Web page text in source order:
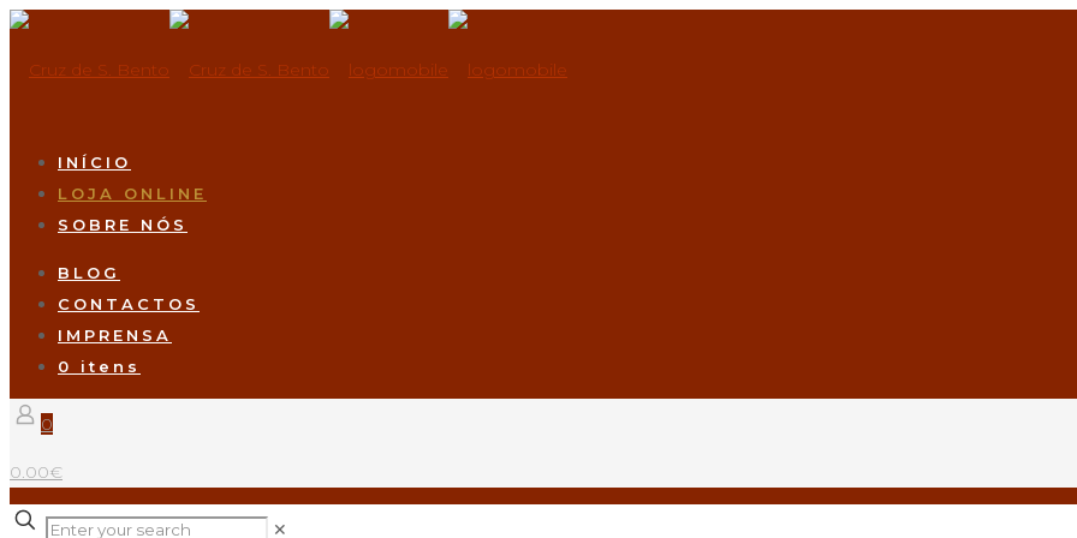
INÍCIO
LOJA ONLINE
SOBRE NÓS
BLOG
CONTACTOS
IMPRENSA
0 itens
0
0.00€
✕